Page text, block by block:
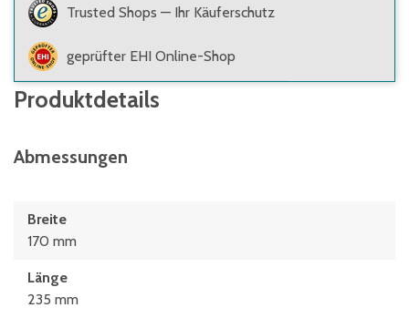
Trusted Shops — Ihr Käuferschutz
geprüfter EHI Online-Shop
Produktdetails
Abmessungen
Breite
170 mm
Länge
235 mm